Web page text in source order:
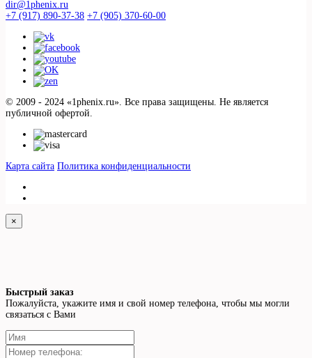
dir@1phenix.ru
+7 (917) 890-37-38 +7 (905) 370-60-00
© 2009 - 2024 «1phenix.ru». Все права защищены. Не является
публичной офертой.
Карта сайта Политика конфиденциальности
×
Быстрый заказ
Пожалуйста, укажите имя и свой номер телефона, чтобы мы могли
связаться с Вами